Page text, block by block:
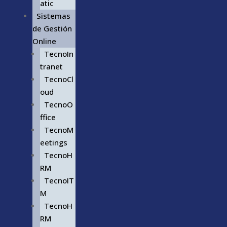
atic
Sistemas
de Gestión
Online
TecnoIn
tranet
TecnoCl
oud
TecnoO
ffice
TecnoM
eetings
TecnoH
RM
TecnoIT
M
TecnoH
RM